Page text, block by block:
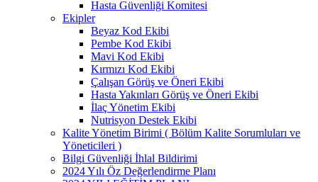
Hasta Güvenliği Komitesi
Ekipler
Beyaz Kod Ekibi
Pembe Kod Ekibi
Mavi Kod Ekibi
Kırmızı Kod Ekibi
Çalışan Görüş ve Öneri Ekibi
Hasta Yakınları Görüş ve Öneri Ekibi
İlaç Yönetim Ekibi
Nutrisyon Destek Ekibi
Kalite Yönetim Birimi ( Bölüm Kalite Sorumluları ve
Yöneticileri )
Bilgi Güvenliği İhlal Bildirimi
2024 Yılı Öz Değerlendirme Planı